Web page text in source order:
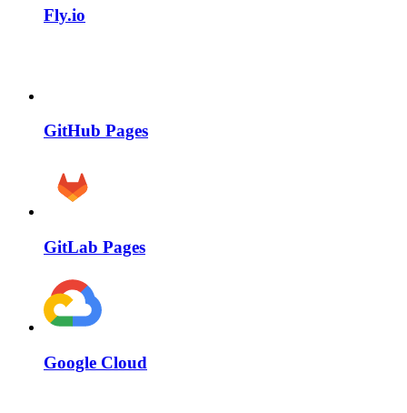
Fly.io
GitHub Pages
GitLab Pages
Google Cloud